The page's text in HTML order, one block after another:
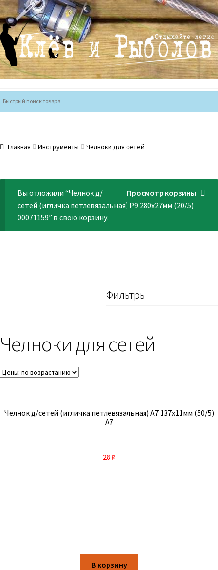
Перейти
к
навигации
Перейти
к
содержимому
Главная Инструменты Челноки для сетей
Просмотр корзины
Вы отложили “Челнок д/
сетей (игличка петлевязальная) Р9 280х27мм (20/5)
00071159” в свою корзину.
Фильтры
Челноки для сетей
Челнок д/сетей (игличка петлевязальная) А7 137х11мм (50/5)
А7
28 ₽
В корзину